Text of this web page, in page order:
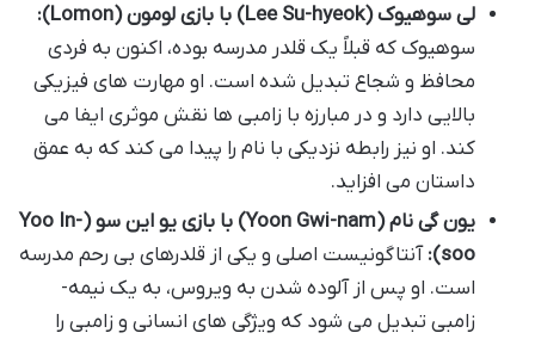
لی سوهیوک (Lee Su-hyeok) با بازی لومون (Lomon):
سوهیوک که قبلاً یک قلدر مدرسه بوده، اکنون به فردی
محافظ و شجاع تبدیل شده است. او مهارت های فیزیکی
بالایی دارد و در مبارزه با زامبی ها نقش موثری ایفا می
کند. او نیز رابطه نزدیکی با نام را پیدا می کند که به عمق
داستان می افزاید.
یون گی نام (Yoon Gwi-nam) با بازی یو این سو (Yoo In-
soo):
آنتاگونیست اصلی و یکی از قلدرهای بی رحم مدرسه
است. او پس از آلوده شدن به ویروس، به یک نیمه-
زامبی تبدیل می شود که ویژگی های انسانی و زامبی را